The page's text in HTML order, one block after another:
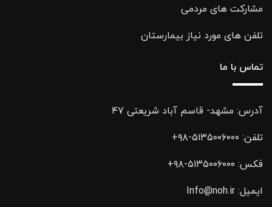
مشارکت های مردمی
تلفن های مورد نیاز بیمارستان
تماس با ما
آدرس: مشهد- قاسم آباد شریعتی ۴۷
تلفن: ۵۱۳۵۰۰۶۰۰۰-۹۸+
فکس: ۵۱۳۵۰۰۶۰۰۰-۹۸+
ایمیل: Info@noh.ir